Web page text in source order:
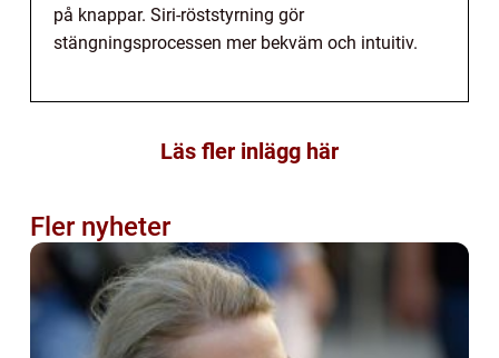
på knappar. Siri-röststyrning gör
stängningsprocessen mer bekväm och intuitiv.
Läs fler inlägg här
Fler nyheter